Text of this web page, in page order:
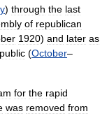
) through the last
of republican
1920) and later as
(October–
for the rapid
was removed from